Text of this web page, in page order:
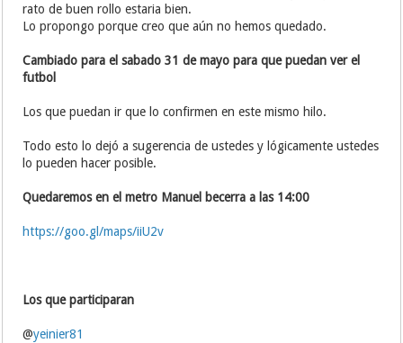
rato de buen rollo estaria bien.
Lo propongo porque creo que aún no hemos quedado.
Cambiado para el sabado 31 de mayo para que puedan ver el
futbol
Los que puedan ir que lo confirmen en este mismo hilo.
Todo esto lo dejó a sugerencia de ustedes y lógicamente ustedes
lo pueden hacer posible.
Quedaremos en el metro Manuel becerra a las 14:00
https://goo.gl/maps/iiU2v
Los que participaran
@yeinier81